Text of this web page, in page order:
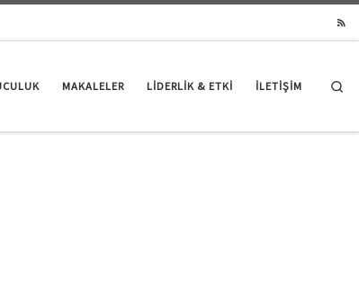
MAKALELER LIDERLIK & ETKI İLETİŞİM